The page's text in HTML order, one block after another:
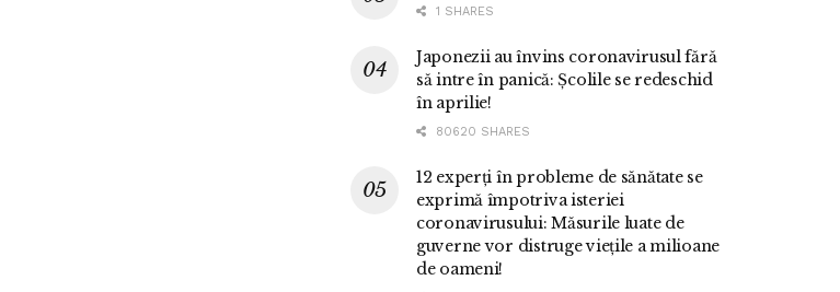
1 SHARES
Japonezii au învins coronavirusul fără
să intre în panică: Școlile se redeschid
în aprilie!
80620 SHARES
12 experți în probleme de sănătate se
exprimă împotriva isteriei
coronavirusului: Măsurile luate de
guverne vor distruge viețile a milioane
de oameni!